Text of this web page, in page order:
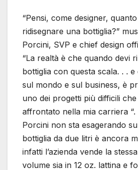
“Pensi, come designer,
ridisegnare una bottiglia?”
Porcini, SVP e chief design
“La realtà è che quando devi
bottiglia con questa scala. . .
sul mondo e sul business, è
uno dei progetti più difficili
affrontato nella mia carriera “.
Porcini non sta esagerando
bottiglia da due litri è ancora
infatti l’azienda vende la
volume sia in 12 oz. lattina e